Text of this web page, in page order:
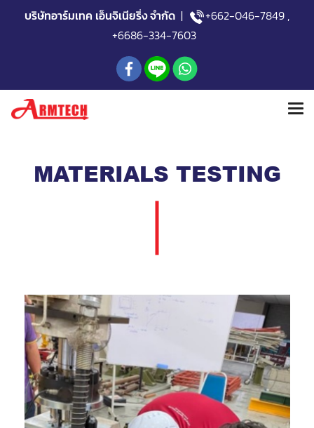
บริษัทอาร์มเทค เอ็นจิเนียริ่ง จำกัด | +662-046-7849 ,
+6686-334-7603
MATERIALS TESTING